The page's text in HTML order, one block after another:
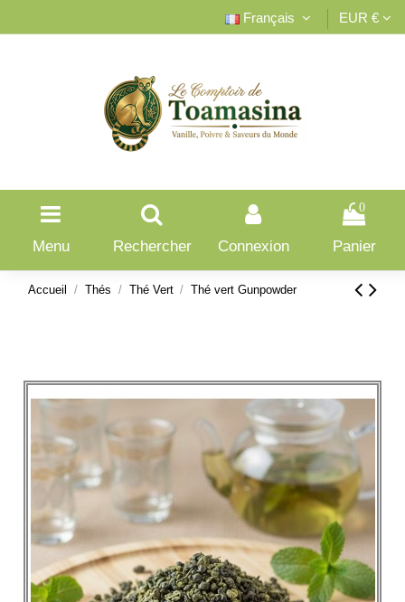
Français EUR €
Menu Rechercher Connexion
0
Panier
Accueil Thés Thé Vert Thé vert Gunpowder